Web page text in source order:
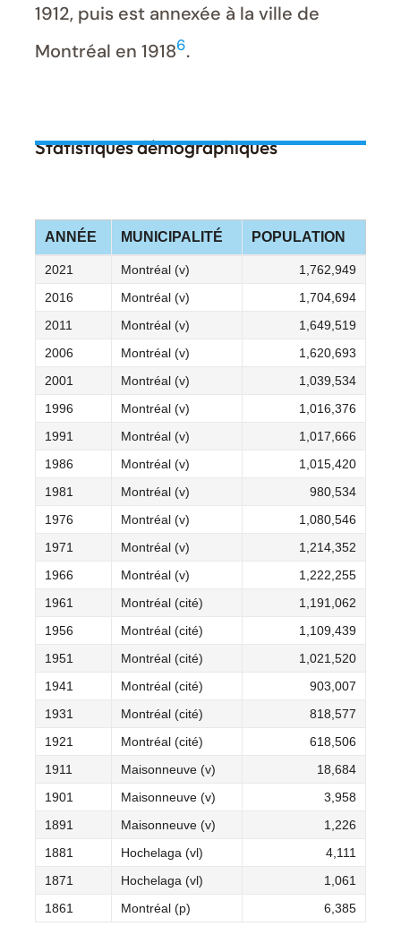
1912, puis est annexée à la ville de
Montréal en 19186.
Statistiques démographiques
ANNÉE MUNICIPALITÉ POPULATION
2021 Montréal (v)
1,762,949
2016
Montréal (v)
1,704,694
2011
Montréal (v)
1,649,519
2006
Montréal (v)
1,620,693
2001
Montréal (v)
1,039,534
1996
Montréal (v)
1,016,376
1991
Montréal (v)
1,017,666
1986
Montréal (v)
1,015,420
1981
Montréal (v)
980,534
1976
Montréal (v)
1,080,546
1971
Montréal (v)
1,214,352
1966
Montréal (v)
1,222,255
1961
Montréal (cité)
1,191,062
1956
Montréal (cité)
1,109,439
1951
Montréal (cité)
1,021,520
1941
Montréal (cité)
903,007
1931
Montréal (cité)
818,577
1921
Montréal (cité)
618,506
1911
Maisonneuve (v)
18,684
1901
Maisonneuve (v)
3,958
1891
Maisonneuve (v)
1,226
1881
Hochelaga (vl)
4,111
1871
Hochelaga (vl)
1,061
1861
Montréal (p) 6,385